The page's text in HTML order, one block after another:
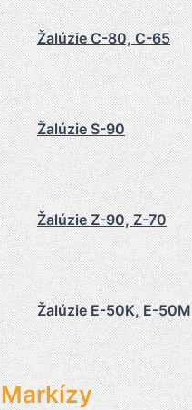
Žalúzie C-80, C-65
Žalúzie S-90
Žalúzie Z-90, Z-70
Žalúzie E-50K, E-50M
Markízy